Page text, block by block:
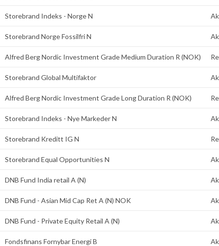
Storebrand Indeks - Norge N
Storebrand Norge Fossilfri N
Alfred Berg Nordic Investment Grade Medium Duration R (NOK)
Storebrand Global Multifaktor
Alfred Berg Nordic Investment Grade Long Duration R (NOK)
Storebrand Indeks - Nye Markeder N
Storebrand Kreditt IG N
Storebrand Equal Opportunities N
DNB Fund India retail A (N)
DNB Fund - Asian Mid Cap Ret A (N) NOK
DNB Fund - Private Equity Retail A (N)
Fondsfinans Fornybar Energi B